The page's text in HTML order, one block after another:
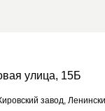
улица, 15Б
завод,